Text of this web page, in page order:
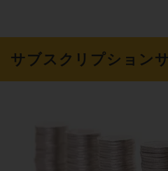
サブスクリプション